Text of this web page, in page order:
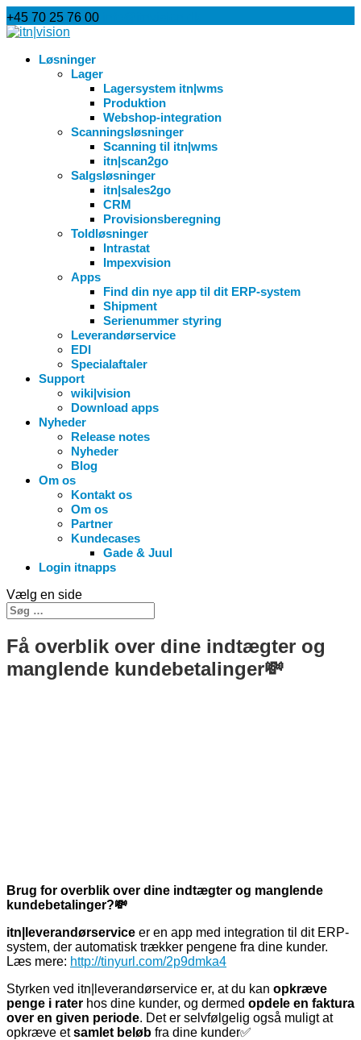
+45 70 25 76 00
Løsninger
Lager
Lagersystem itn|wms
Produktion
Webshop-integration
Scanningsløsninger
Scanning til itn|wms
itn|scan2go
Salgsløsninger
itn|sales2go
CRM
Provisionsberegning
Toldløsninger
Intrastat
Impexvision
Apps
Find din nye app til dit ERP-system
Shipment
Serienummer styring
Leverandørservice
EDI
Specialaftaler
Support
wiki|vision
Download apps
Nyheder
Release notes
Nyheder
Blog
Om os
Kontakt os
Om os
Partner
Kundecases
Gade & Juul
Login itnapps
Vælg en side
Få overblik over dine indtægter og
manglende kundebetalinger💸
Brug for overblik over dine indtægter og manglende
kundebetalinger?💸
itn|leverandørservice er en app med integration til dit ERP-
system, der automatisk trækker pengene fra dine kunder.
Læs mere: http://tinyurl.com/2p9dmka4
Styrken ved itn|leverandørservice er, at du kan opkræve
penge i rater hos dine kunder, og dermed opdele en faktura
over en given periode. Det er selvfølgelig også muligt at
opkræve etsamlet beløb fra dine kunder✅